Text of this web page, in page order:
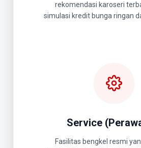
rekomendasi karoseri
simulasi kredit bunga ringan
Service
Fasilitas bengkel resmi